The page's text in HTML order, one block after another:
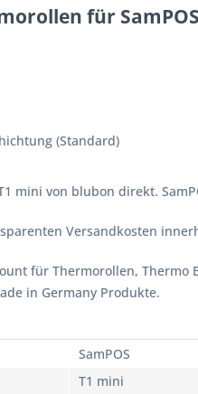
für
(Standard)
mini von blubon direkt.
Versandkosten
für Thermorollen, Thermo
in Germany Produkte.
SamPOS
T1 mini